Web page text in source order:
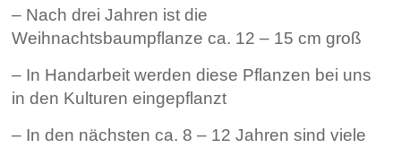
– Nach drei Jahren ist die
Weihnachtsbaumpflanze ca. 12 – 15 cmgroß
– In Handarbeit werden diese Pflanzen bei uns
in den Kultureneingepflanzt
– In den nächsten ca. 8 – 12 Jahren sind viele